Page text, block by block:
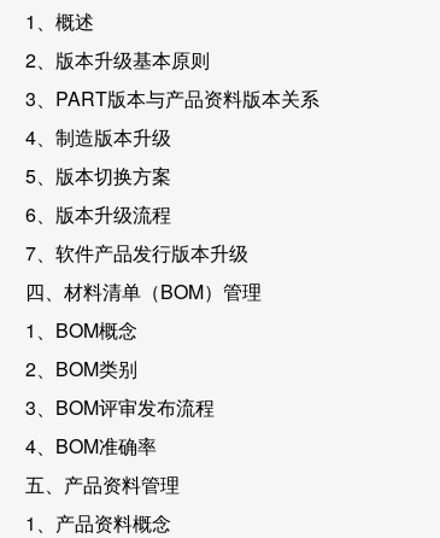
1、概述
2、版本升级基本原则
3、PART版本与产品资料版本关系
4、制造版本升级
5、版本切换方案
6、版本升级流程
7、软件产品发行版本升级
四、材料清单（BOM）管理
1、BOM概念
2、BOM类别
3、BOM评审发布流程
4、BOM准确率
五、产品资料管理
1、产品资料概念